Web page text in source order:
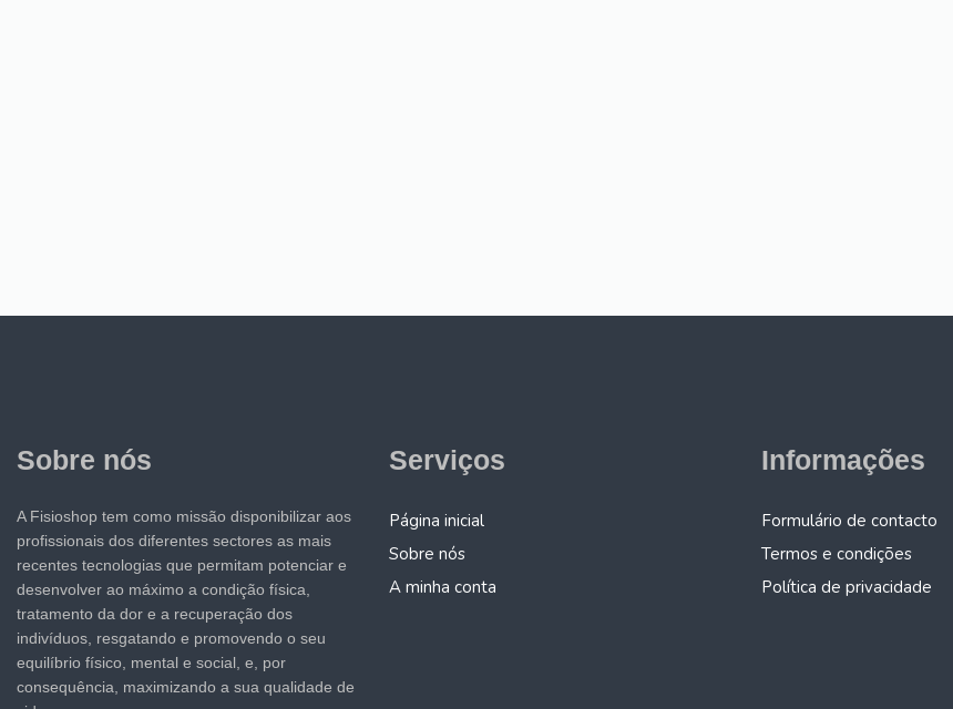
Sobre nós
A Fisioshop tem como missão disponibilizar aos
profissionais dos diferentes sectores as mais
recentes tecnologias que permitam potenciar e
desenvolver ao máximo a condição física,
tratamento da dor e a recuperação dos
indivíduos, resgatando e promovendo o seu
equilíbrio físico, mental e social, e, por
consequência, maximizando a sua qualidade de
Serviços
Página inicial
Sobre nós
A minha conta
Informações
Formulário de contacto
Termos e condições
Política de privacidade